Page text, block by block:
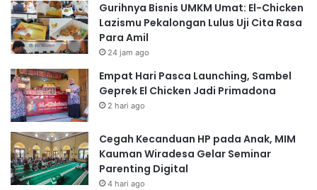
Gurihnya Bisnis UMKM Umat: El-Chicken
Lazismu Pekalongan Lulus Uji Cita Rasa
Para Amil
24 jam ago
Empat Hari Pasca Launching, Sambel
Geprek El Chicken Jadi Primadona
2 hari ago
Cegah Kecanduan HP pada Anak, MIM
Kauman Wiradesa Gelar Seminar
Parenting Digital
4 hari ago